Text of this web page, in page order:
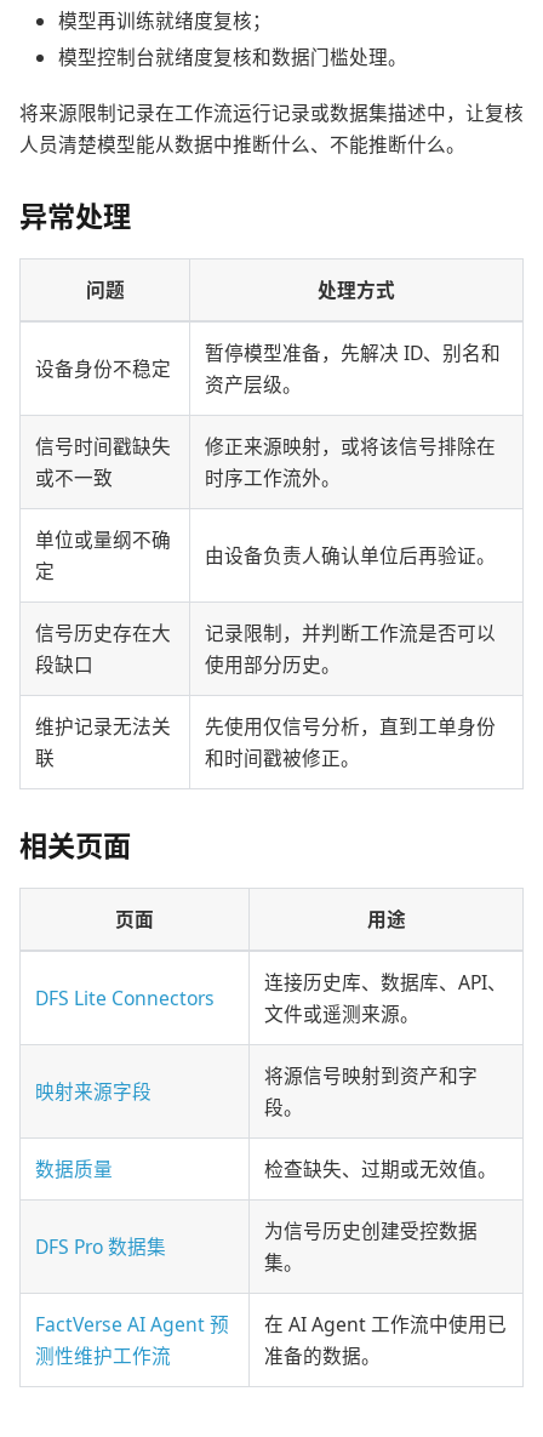
模型再训练就绪度复核；
模型控制台就绪度复核和数据门槛处理。
将来源限制记录在工作流运行记录或数据集描述中，让复核
人员清楚模型能从数据中推断什么、不能推断什么。
异常处理
问题 处理方式
设备身份不稳定
暂停模型准备，先解决 ID、别名和
资产层级。
信号时间戳缺失
或不一致
修正来源映射，或将该信号排除在
时序工作流外。
单位或量纲不确
定
由设备负责人确认单位后再验证。
信号历史存在大
段缺口
记录限制，并判断工作流是否可以
使用部分历史。
维护记录无法关
联
先使用仅信号分析，直到工单身份
和时间戳被修正。
相关页面
页面 用途
DFS Lite Connectors
连接历史库、数据库、API、
文件或遥测来源。
映射来源字段
将源信号映射到资产和字
段。
数据质量 检查缺失、过期或无效值。
DFS Pro 数据集
为信号历史创建受控数据
集。
FactVerse AI Agent 预
测性维护工作流
在 AI Agent 工作流中使用已
准备的数据。